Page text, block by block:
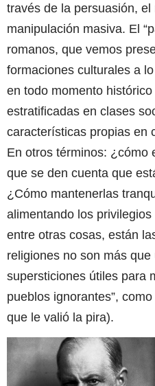
través de la persuasión,
manipulación masiva. El
romanos, que vemos
formaciones culturales a
en todo momento
estratificadas en clases
características propias en
En otros términos: ¿cómo
que se den cuenta que
¿Cómo mantenerlas
alimentando los
entre otras cosas, están
religiones no son más
supersticiones útiles para
pueblos ignorantes”,
que le valió la pira).